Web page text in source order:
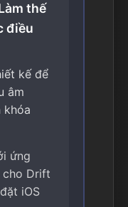
thế
điều
kế để
âm
khóa
ứng
cho Drift
iOS